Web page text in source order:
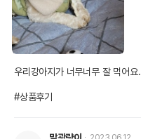
우리강아지가 너무너무 잘 먹어요.
#상품후기